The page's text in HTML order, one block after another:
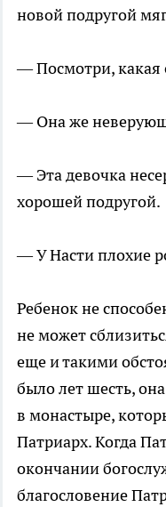
новой подругой
— Посмотри, какая
— Она же
— Эта девочка
хорошей подругой.
— У Насти плохие
Ребенок не
не может
еще и такими
было лет шесть,
в монастыре,
Патриарх. Когда
окончании
благословение